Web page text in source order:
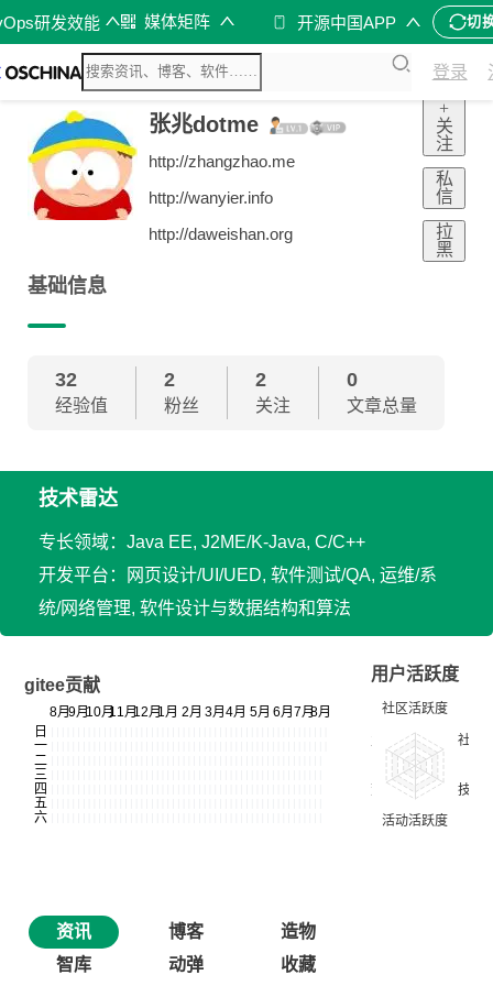
研发效能 媒体矩阵 开源中国APP 切
登录
张兆dotme
http://zhangzhao.me
http://wanyier.info
http://daweishan.org
+
关
注
私
信
拉
黑
基础信息
32
经验值
2
粉丝
2
关注
0
文章总量
技术雷达
专长领域：Java EE, J2ME/K-Java, C/C++
开发平台：网页设计/UI/UED, 软件测试/QA, 运维/系
统/网络管理, 软件设计与数据结构和算法
gitee贡献
用户活跃度
资讯 博客
造物
智库
动弹 收藏